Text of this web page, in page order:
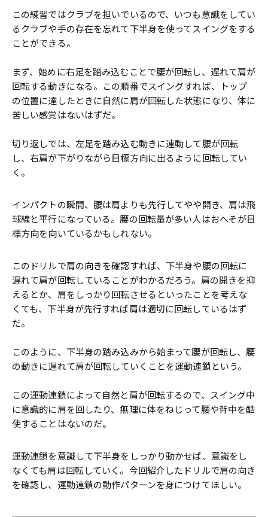
この練習ではクラブを担いでいるので、いつも意識をしてい
るクラブや手の存在を忘れて下半身を使ってスイングをする
ことができる。
まず、始めに右足を踏み込むことで腰が回転し、遅れて肩が
回転する動きになる。この順番でスイングすれば、トップ
の位置に達したときに自然に肩が回転した状態になり、体に
苦しい感覚はないはずだ。
切り返しでは、左足を踏み込む動きに連動して腰が回転
し、右肩が下がりながら目標方向に出るように回転してい
く。
インパクトの瞬間、腰は肩よりも先行してやや開き、肩は飛
球線と平行になっている。腰の回転量が多い人はおへそが目
標方向を向いているかもしれない。
このドリルで肩の向きを確認すれば、下半身や腰の回転に
遅れて肩が回転していることがわかるだろう。肩の開きを抑
えるとか、肩をしっかり回転させるといったことを考えな
くても、下半身が先行すれば肩は適切に回転しているはず
だ。
このように、下半身の踏み込みから始まって腰が回転し、腰
の動きに遅れて肩が回転していくことを運動連鎖という。
この運動連鎖によって自然と肩が回転するので、スイング中
に意識的に肩を回したり、無理に体をねじって腰や背中を酷
使することはないのだ。
運動連鎖を意識して下半身をしっかり動かせば、意識をし
なくても肩は回転していく。今回紹介したドリルで肩の向き
を確認し、運動連鎖の動作パターンを身につけてほしい。